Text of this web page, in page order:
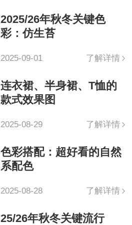
2025/26年秋冬关键色
彩：仿生苔
2025-09-01 了解详情
连衣裙、半身裙、T恤的
款式效果图
2025-08-29 了解详情
色彩搭配：超好看的自然
系配色
2025-08-28 了解详情
25/26年秋冬关键流行